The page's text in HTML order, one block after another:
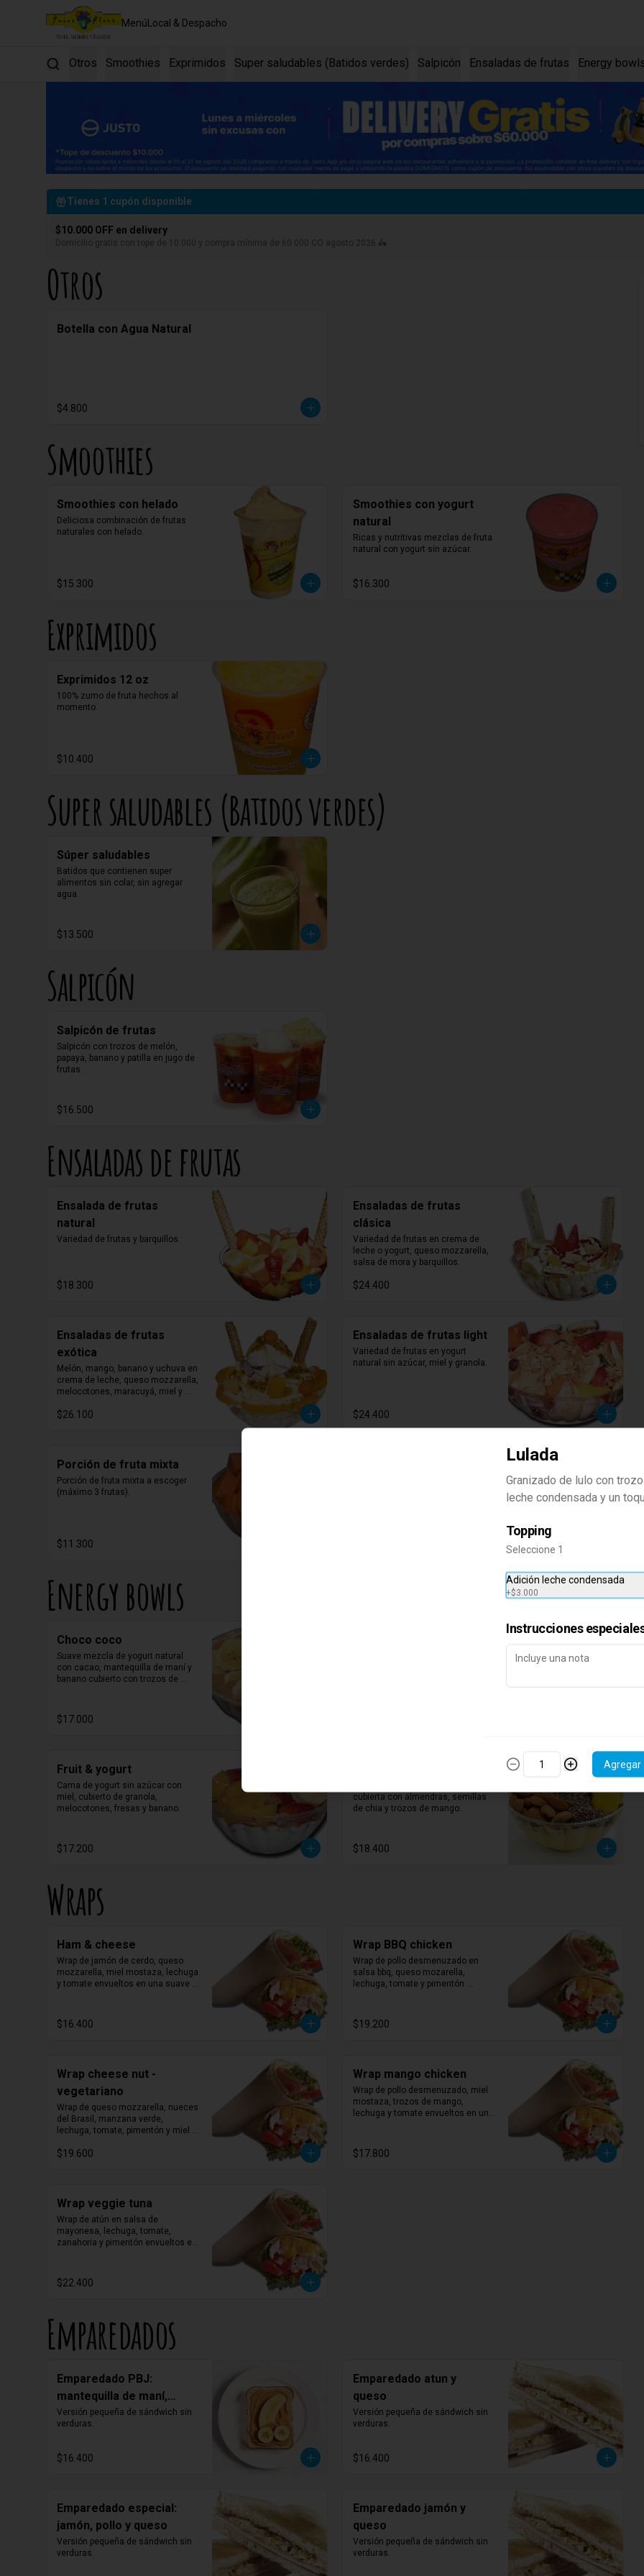
Menú Local & Despacho
Otros Smoothies Exprimidos Super saludables (Batidos verdes) Salpicón Ensaladas de frutas Energy
Tienes 1 cupón disponible
$10.000 OFF en delivery
Domicilio gratis con tope de 10.000 y compra mínima de 60.000 CO agosto 2026 🛵
Otros
Botella con Agua Natural
$4.800
Smoothies
Smoothies con helado
Deliciosa combinación de frutas
naturales con helado.
$15.300
Smoothies con yogurt
natural
Ricas y nutritivas mezclas de fruta
natural con yogurt sin azúcar.
$16.300
Exprimidos
Exprimidos 12 oz
100% zumo de fruta hechos al
momento.
$10.400
Super saludables (Batidos verdes)
Súper saludables
Batidos que contienen super
alimentos sin colar, sin agregar
agua.
$13.500
Salpicón
Salpicón de frutas
Salpicón con trozos de melón,
papaya, banano y patilla en jugo de
frutas.
$16.500
Ensaladas de frutas
Ensalada de frutas
natural
Variedad de frutas y barquillos.
$18.300
Ensaladas de frutas
clásica
Variedad de frutas en crema de
leche o yogurt, queso mozzarella,
salsa de mora y barquillos.
$24.400
Ensaladas de frutas
exótica
Melón, mango, banano y uchuva en
crema de leche, queso mozzarella,
melocotones, maracuyá, miel y
$26.100
Ensaladas de frutas light
Variedad de frutas en yogurt
natural sin azúcar, miel y granola.
$24.400
Porción de fruta mixta
Porción de fruta mixta a escoger
(máximo 3 frutas).
$11.300
Energy bowls
Choco coco
Suave mezcla de yogurt natural
con cacao, mantequilla de maní y
banano cubierto con trozos de
$17.000
Fruit & yogurt
Cama de yogurt sin azúcar con
miel, cubierto de granola,
melocotones, fresas y banano.
$17.200
cubierta con almendras, semillas
de chia y trozos de mango.
$18.400
Wraps
Ham & cheese
Wrap de jamón de cerdo, queso
mozzarella, miel mostaza, lechuga
y tomate envueltos en una suave
$16.400
Wrap BBQ chicken
Wrap de pollo desmenuzado en
salsa bbq, queso mozarella,
lechuga, tomate y pimentón
$19.200
Wrap cheese nut -
vegetariano
Wrap de queso mozzarella, nueces
del Brasil, manzana verde,
lechuga, tomate, pimentón y miel
$19.600
Wrap mango chicken
Wrap de pollo desmenuzado, miel
mostaza, trozos de mango,
lechuga y tomate envueltos en una
$17.800
Wrap veggie tuna
Wrap de atún en salsa de
mayonesa, lechuga, tomate,
zanahoria y pimentón envueltos en
$22.400
Emparedados
Emparedado PBJ:
mantequilla de maní,
mermelada y banano
Versión pequeña de sándwich sin
verduras.
$16.400
Emparedado atun y
queso
Versión pequeña de sándwich sin
verduras.
$16.400
Emparedado especial:
jamón, pollo y queso
Versión pequeña de sándwich sin
verduras.
Emparedado jamón y
queso
Versión pequeña de sándwich sin
verduras.
Lulada
Granizado de lulo con
leche condensada y un
Topping
Seleccione 1
Adición leche condensada
+$3.000
Instrucciones
Agregar